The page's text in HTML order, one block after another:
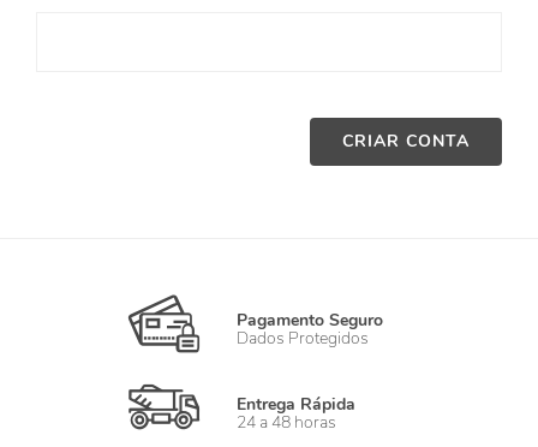
CRIAR CONTA
Pagamento Seguro
Dados Protegidos
Entrega Rápida
24 a 48 horas